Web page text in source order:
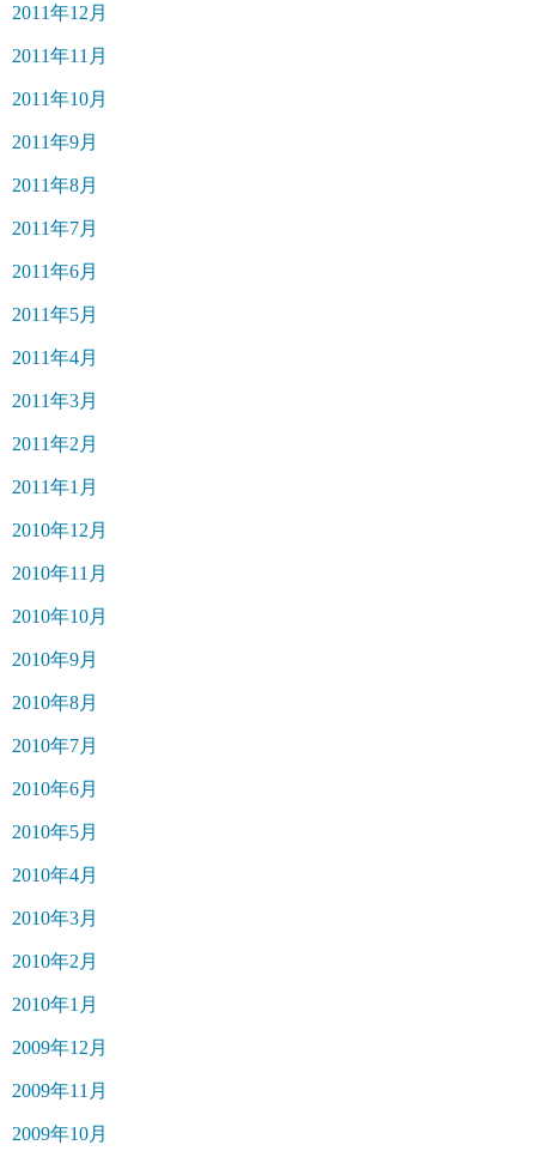
2011年12月
2011年11月
2011年10月
2011年9月
2011年8月
2011年7月
2011年6月
2011年5月
2011年4月
2011年3月
2011年2月
2011年1月
2010年12月
2010年11月
2010年10月
2010年9月
2010年8月
2010年7月
2010年6月
2010年5月
2010年4月
2010年3月
2010年2月
2010年1月
2009年12月
2009年11月
2009年10月